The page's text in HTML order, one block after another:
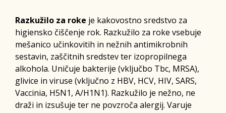
Razkužilo za roke je kakovostno sredstvo za
higiensko čiščenje rok. Razkužilo za roke vsebuje
mešanico učinkovitih in nežnih antimikrobnih
sestavin, zaščitnih sredstev ter izopropilnega
alkohola. Uničuje bakterije (vključbo Tbc, MRSA),
glivice in viruse (vključno z HBV, HCV, HIV, SARS,
Vaccinia, H5N1, A/H1N1). Razkužilo je nežno, ne
draži in izsušuje ter ne povzroča alergij. Varuje